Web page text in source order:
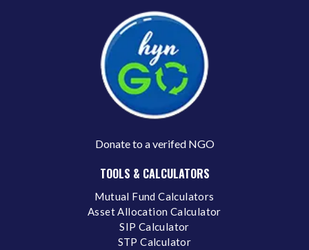
Donate to a verifed NGO
TOOLS & CALCULATORS
Mutual Fund Calculators
Asset Allocation Calculator
SIP Calculator
STP Calculator